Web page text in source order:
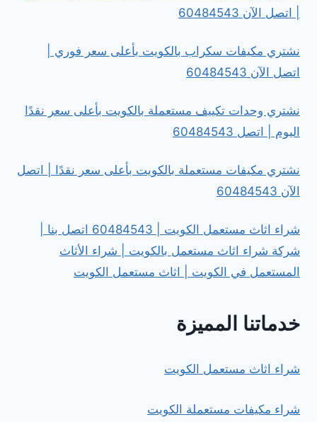
| اتصل الآن 60484543
نشتري مكيفات سكراب بالكويت بأعلى سعر فوري |
اتصل الآن 60484543
نشتري وحدات تكييف مستعملة بالكويت بأعلى سعر نقدًا
اليوم | اتصل 60484543
نشتري مكيفات مستعملة بالكويت بأعلى سعر نقدًا | اتصل
الآن 60484543
شراء اثاث مستعمل الكويت | 60484543 اتصل بنا |
شركة شراء اثاث مستعمل بالكويت | شراء الأثاث
المستعمل في الكويت | اثاث مستعمل الكويت
خدماتنا المميزة
شراء اثاث مستعمل الكويت
شراء مكيفات مستعملة الكويت